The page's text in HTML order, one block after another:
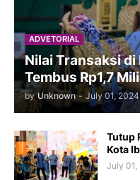
ADVETORIAL
Nilai Transaksi di
Tembus Rp1,7
by Unknown - July 01, 2024
Tutup
Kota
July 01,